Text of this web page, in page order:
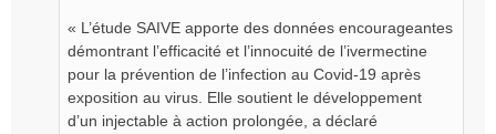
« L’étude SAIVE apporte des données encourageantes
démontrant l’efficacité et l’innocuité de l’ivermectine
pour la prévention de l’infection au Covid-19 après
exposition au virus. Elle soutient le développement
d’un injectable à action prolongée, a déclaré